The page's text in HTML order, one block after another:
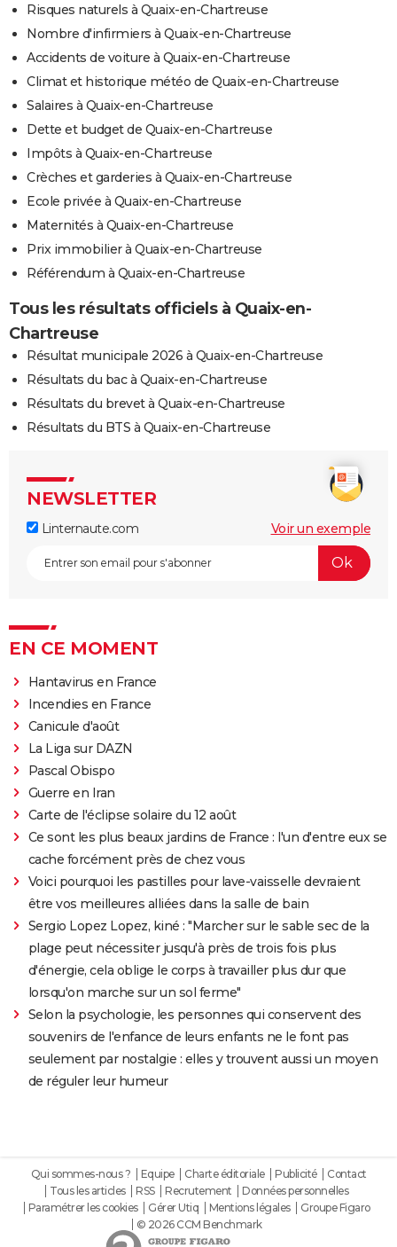
Risques naturels à Quaix-en-Chartreuse
Nombre d'infirmiers à Quaix-en-Chartreuse
Accidents de voiture à Quaix-en-Chartreuse
Climat et historique météo de Quaix-en-Chartreuse
Salaires à Quaix-en-Chartreuse
Dette et budget de Quaix-en-Chartreuse
Impôts à Quaix-en-Chartreuse
Crèches et garderies à Quaix-en-Chartreuse
Ecole privée à Quaix-en-Chartreuse
Maternités à Quaix-en-Chartreuse
Prix immobilier à Quaix-en-Chartreuse
Référendum à Quaix-en-Chartreuse
Tous les résultats officiels à Quaix-en-
Chartreuse
Résultat municipale 2026 à Quaix-en-Chartreuse
Résultats du bac à Quaix-en-Chartreuse
Résultats du brevet à Quaix-en-Chartreuse
Résultats du BTS à Quaix-en-Chartreuse
NEWSLETTER
Linternaute.com Voir un exemple
EN CE MOMENT
Hantavirus en France
Incendies en France
Canicule d'août
La Liga sur DAZN
Pascal Obispo
Guerre en Iran
Carte de l'éclipse solaire du 12 août
Ce sont les plus beaux jardins de France : l'un d'entre eux se
cache forcément près de chez vous
Voici pourquoi les pastilles pour lave-vaisselle devraient
être vos meilleures alliées dans la salle de bain
Sergio Lopez Lopez, kiné : "Marcher sur le sable sec de la
plage peut nécessiter jusqu'à près de trois fois plus
d'énergie, cela oblige le corps à travailler plus dur que
lorsqu'on marche sur un sol ferme"
Selon la psychologie, les personnes qui conservent des
souvenirs de l'enfance de leurs enfants ne le font pas
seulement par nostalgie : elles y trouvent aussi un moyen
de réguler leur humeur
Qui sommes-nous ? Equipe Charte éditoriale Publicité
Contact
Tous les articles
RSS Recrutement
Données personnelles
Paramétrer les cookies
Gérer Utiq Mentions légales
Groupe Figaro
© 2026 CCM Benchmark